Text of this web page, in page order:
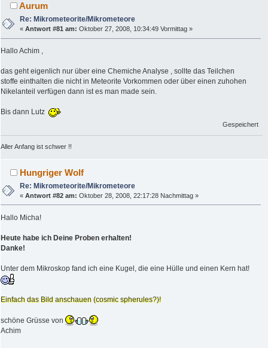
Aurum
Re: Mikrometeorite/Mikrometeore
«Antwort #81 am: Oktober 27, 2008, 10:34:49 Vormittag »
Hallo Achim ,
das geht eigenlich nur über eine Chemiche Analyse , sollte das Teilchen
stoffe einthalten die nicht in Meteorite Vorkommen oder über einen zuhohen
Nikelanteil verfügen dann ist es man made sein.
Bis dann Lutz
Gespeichert
Aller Anfang ist schwer !!
Hungriger Wolf
Re: Mikrometeorite/Mikrometeore
«Antwort #82 am: Oktober 28, 2008, 22:17:28 Nachmittag »
Hallo Micha!
Heute habe ich Deine Proben erhalten!
Danke!
Unter dem Mikroskop fand ich eine Kugel, die eine Hülle und einen Kern hat!
Einfach das Bild anschauen (cosmic spherules?)!
schöne Grüsse von
Achim